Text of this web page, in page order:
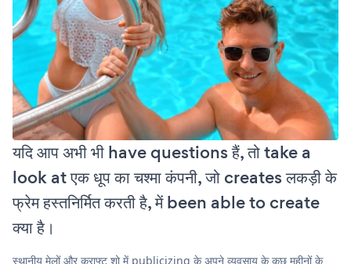
यदि आप अभी भी have questions हैं, तो take a
look at एक धूप का चश्मा कंपनी, जो creates लकड़ी के
फ्रेम हस्तनिर्मित करती है, में been able to create
क्या है।
स्थानीय मेलों और क्राफ्ट शो में publicizing के अपने व्यवसाय के कुछ महीनों के